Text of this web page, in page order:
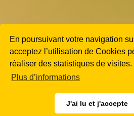
En poursuivant votre navigation
acceptez l’utilisation de Cookies
réaliser des statistiques de visites.
Plus d’informations
J'ai lu et j'accepte
Appel à candidatures
Le Prix de la Chambre des Notaires de
Il est destiné à récompenser une thèse
suisse en relation avec la pratique du
intéressées sont invitées à faire acte de
recevra un prix de CHF 4'000.-.
Je suis intéressé-e